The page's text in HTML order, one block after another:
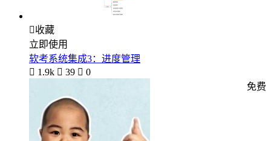
收藏
立即使用
软考系统集成3：进度管理
 1.9k  39  0
免费